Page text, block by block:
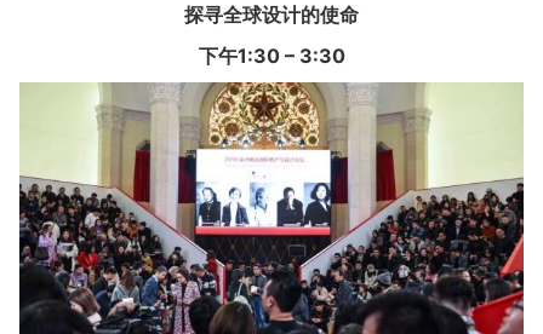
探寻全球设计的使命
下午1:30 – 3:30